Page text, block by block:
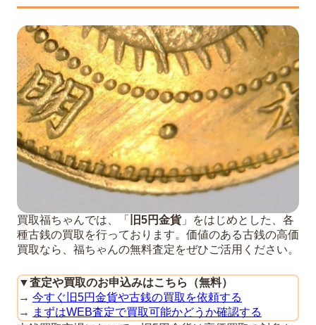
買取福ちゃんでは、「 旧5円金貨」をはじめとした、各
種古銭の買取を行っております。価値のある古銭の高価
買取なら、福ちゃんの無料査定をぜひご活用ください。
▼査定や買取のお申込みはこちら（無料）
→ 今すぐ旧5円金貨や古銭の買取を依頼する
→ まずはWEB査定で買取可能かどうか確認する